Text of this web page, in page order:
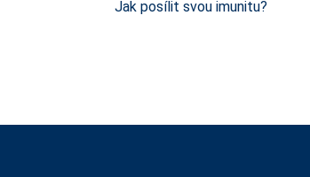
Jak posílit svou imunitu?